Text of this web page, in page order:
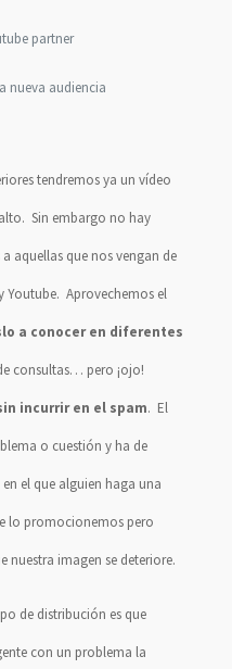
partner
nueva audiencia
tendremos ya un vídeo
Sin embargo no hay
aquellas que nos vengan de
Youtube. Aprovechemos el
a conocer en diferentes
consultas… pero ¡ojo!
incurrir en el spam. El
o cuestión y ha de
el que alguien haga una
lo promocionemos pero
nuestra imagen se deteriore.
de distribución es que
con un problema la